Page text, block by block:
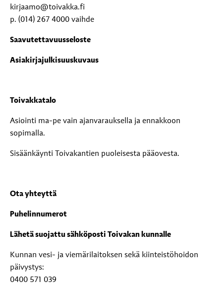
kirjaamo@toivakka.fi
p. (014) 267 4000 vaihde
Saavutettavuusseloste
Asiakirjajulkisuuskuvaus
Toivakkatalo
Asiointi ma-pe vain ajanvarauksella ja ennakkoon
sopimalla.
Sisäänkäynti Toivakantien puoleisesta pääovesta.
Ota yhteyttä
Puhelinnumerot
Lähetä suojattu sähköposti Toivakan kunnalle
Kunnan vesi- ja viemärilaitoksen sekä kiinteistöhoidon
päivystys:
0400 571 039